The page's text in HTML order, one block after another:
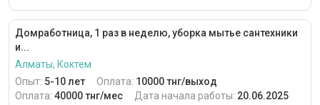
Домработница, 1 раз в неделю, уборка мытье сантехники
и...
Алматы, Коктем
Опыт: 5-10 лет Оплата: 10000 тнг/выход
Оплата: 40000 тнг/мес Дата начала работы: 20.06.2025